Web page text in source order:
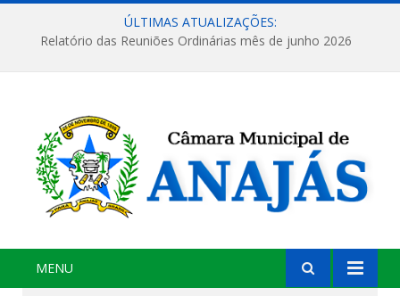
ÚLTIMAS ATUALIZAÇÕES:
Relatório das Reuniões Ordinárias mês de junho 2026
MENU